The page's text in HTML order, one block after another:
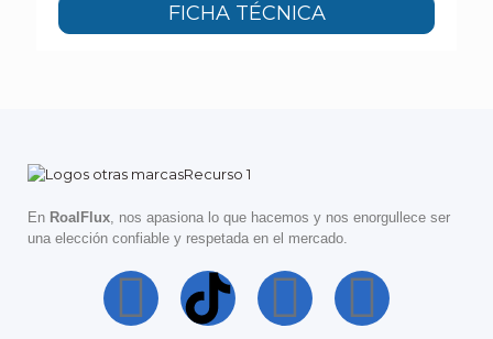
FICHA TÉCNICA
En RoalFlux, nos apasiona lo que hacemos y nos enorgullece ser
una elección confiable y respetada en el mercado.